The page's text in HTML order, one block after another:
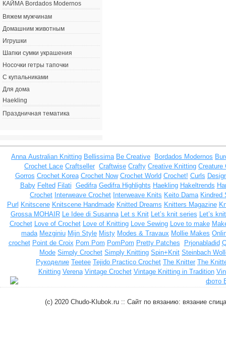
КАЙМА Bordados Modernos
Вяжем мужчинам
Домашним животным
Игрушки
Шапки сумки украшения
Носочки гетры тапочки
С купальниками
Для дома
Haekling
Праздничная тематика
Anna Australian Knitting Bellissima Be Creative Bordados Modernos
Crochet Lace Craftseller Craftwise Crafty Creative Knitting Creature
Gorros Crochet Korea Crochet Now Crochet World Crochet! Curls
Baby Felted Filati Gedifra Gedifra Highlights Haekling Hakeltrends
Crochet Interweave Crochet Interweave Knits Keito Dama Kindred
Purl Knitscene Knitscene Handmade Knitted Dreams Knitters Magazine
Grossa MOHAIR Le Idee di Susanna Let s Knit Let’s knit series Let’s
Crochet Love of Crochet Love of Knitting Love Sewing Love to make
mada Mezginiu Mijn Style Misty Modes & Travaux Mollie Makes
crochet Point de Croix Pom Pom PomPom Pretty Patches Prjonabladid
Mode Simply Crochet Simply Knitting Spin+Knit Steinbach
Рукоделие Teetee Tejido Practico Crochet The Knitter The
Knitting Verena Vintage Crochet Vintage Knitting in Tradition
(c) 2020 Chudo-Klubok.ru :: Сайт по вязанию: вязание